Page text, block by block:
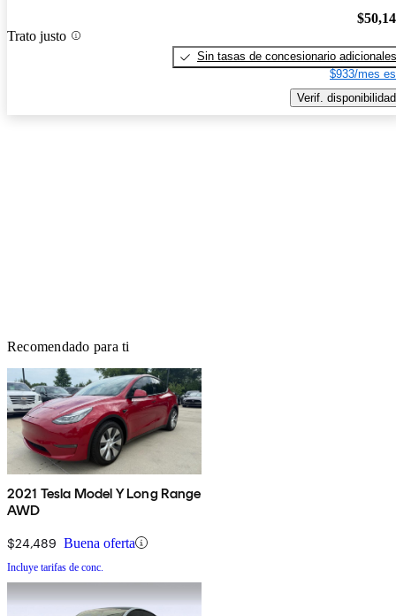
Trato justo
Sin tasas de concesionario adicionales
$933/mes
Verif. disponibilidad
Recomendado para ti
2021 Tesla Model Y Long Range
AWD
$24,489 Buena oferta
Incluye tarifas de conc.